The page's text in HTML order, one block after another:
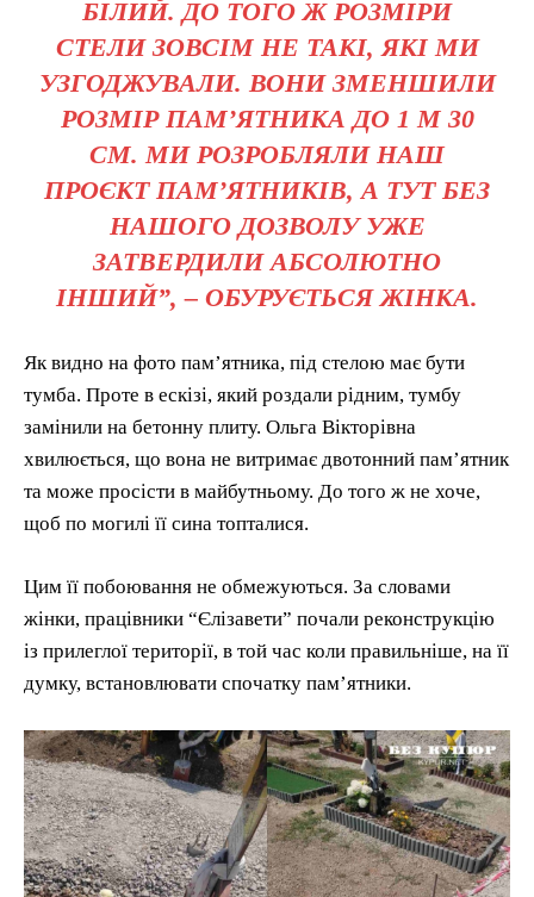
БІЛИЙ. ДО ТОГО Ж РОЗМІРИ
СТЕЛИ ЗОВСІМ НЕ ТАКІ, ЯКІ МИ
УЗГОДЖУВАЛИ. ВОНИ ЗМЕНШИЛИ
РОЗМІР ПАМ’ЯТНИКА ДО 1 М 30
СМ. МИ РОЗРОБЛЯЛИ НАШ
ПРОЄКТ ПАМ’ЯТНИКІВ, А ТУТ БЕЗ
НАШОГО ДОЗВОЛУ УЖЕ
ЗАТВЕРДИЛИ АБСОЛЮТНО
ІНШИЙ”, – ОБУРУЄТЬСЯ ЖІНКА.
Як видно на фото пам’ятника, під стелою має бути
тумба. Проте в ескізі, який роздали рідним, тумбу
замінили на бетонну плиту. Ольга Вікторівна
хвилюється, що вона не витримає двотонний пам’ятник
та може просісти в майбутньому. До того ж не хоче,
щоб по могилі її сина топталися.
Цим її побоювання не обмежуються. За словами
жінки, працівники “Єлізавети” почали реконструкцію
із прилеглої території, в той час коли правильніше, на її
думку, встановлювати спочатку пам’ятники.